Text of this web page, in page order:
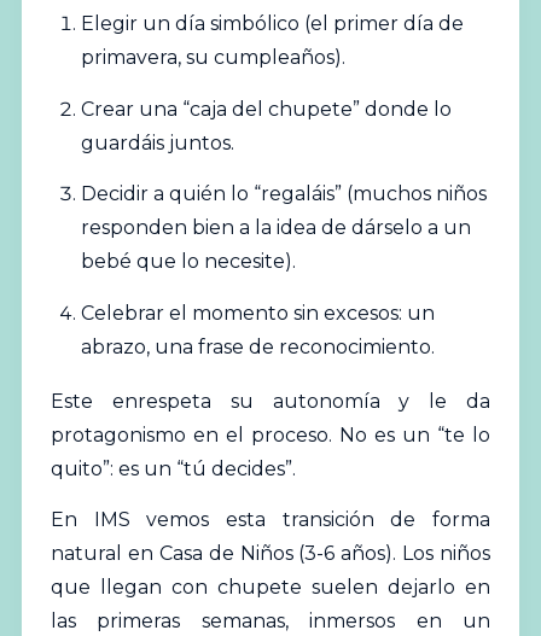
Elegir un día simbólico (el primer día de
primavera, su cumpleaños).
Crear una “caja del chupete” donde lo
guardáis juntos.
Decidir a quién lo “regaláis” (muchos niños
responden bien a la idea de dárselo a un
bebé que lo necesite).
Celebrar el momento sin excesos: un
abrazo, una frase de reconocimiento.
Este enrespeta su autonomía y le da
protagonismo en el proceso. No es un “te lo
quito”: es un “tú decides”.
En IMS vemos esta transición de forma
natural en Casa de Niños (3-6 años). Los niños
que llegan con chupete suelen dejarlo en
las primeras semanas, inmersos en un